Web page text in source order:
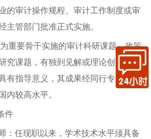
的审计操作规程、审计工作制度或审
主管部门批准正式实施。
重要骨干实施的审计科研课题、政策
究课题，有独到见解或理论创新，对
有指导意义，其成果经同行专家鉴
内较高水平。
件
：任现职以来，学术技术水平须具备